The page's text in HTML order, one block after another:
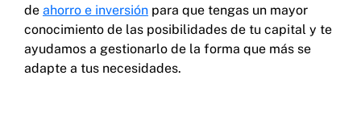
de ahorro e inversión para que tengas un mayor
conocimiento de las posibilidades de tu capital y te
ayudamos a gestionarlo de la forma que más se
adapte a tus necesidades.